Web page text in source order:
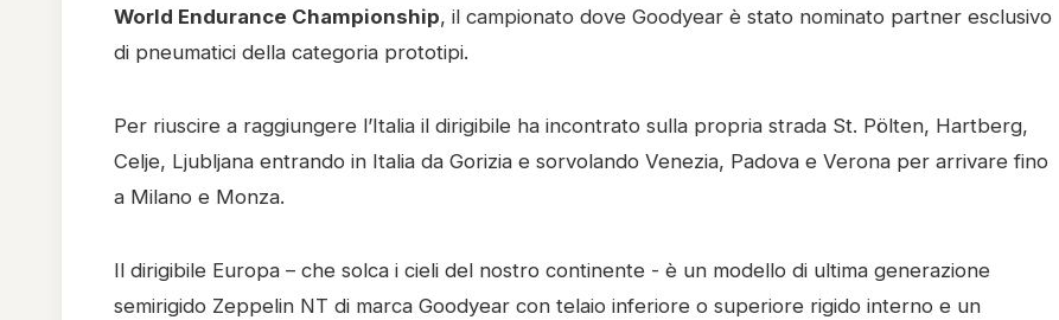
World Endurance Championship, il campionato dove Goodyear è stato nominato partner esclusivo
di pneumatici della categoria prototipi.
Per riuscire a raggiungere l’Italia il dirigibile ha incontrato sulla propria strada St. Pölten, Hartberg,
Celje, Ljubljana entrando in Italia da Gorizia e sorvolando Venezia, Padova e Verona per arrivare fino
a Milano e Monza.
Il dirigibile Europa – che solca i cieli del nostro continente - è un modello di ultima generazione
semirigido Zeppelin NT di marca Goodyear con telaio inferiore o superiore rigido interno e un